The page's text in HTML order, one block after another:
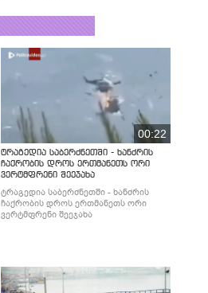
00:22
ტრაგედია საბერძნეთში - ხანძრის
ჩაქრობის დროს ერთმანეთს ორი
ვერტმფრენი შეეჯახა
ტრაგედია საბერძნეთში - ხანძრის
ჩაქრობის დროს ერთმანეთს ორი
ვერტმფრენი შეეჯახა